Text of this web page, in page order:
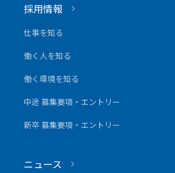
採用情報
仕事を知る
働く人を知る
働く環境を知る
中途 募集要項・エントリー
新卒 募集要項・エントリー
ニュース